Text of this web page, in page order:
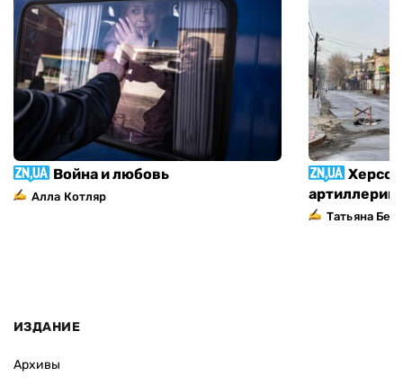
Война и любовь
Алла Котляр
Татьяна
ИЗДАНИЕ
Архивы